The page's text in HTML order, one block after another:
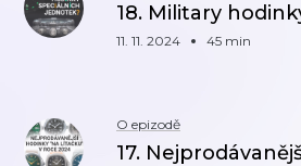
18. Military
11. 11. 2024 45 min
O epizodě
17.